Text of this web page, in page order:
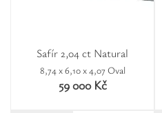
Safír 2,04 ct Natural
8,74 x 6,10 x 4,07 Oval
59 000 Kč